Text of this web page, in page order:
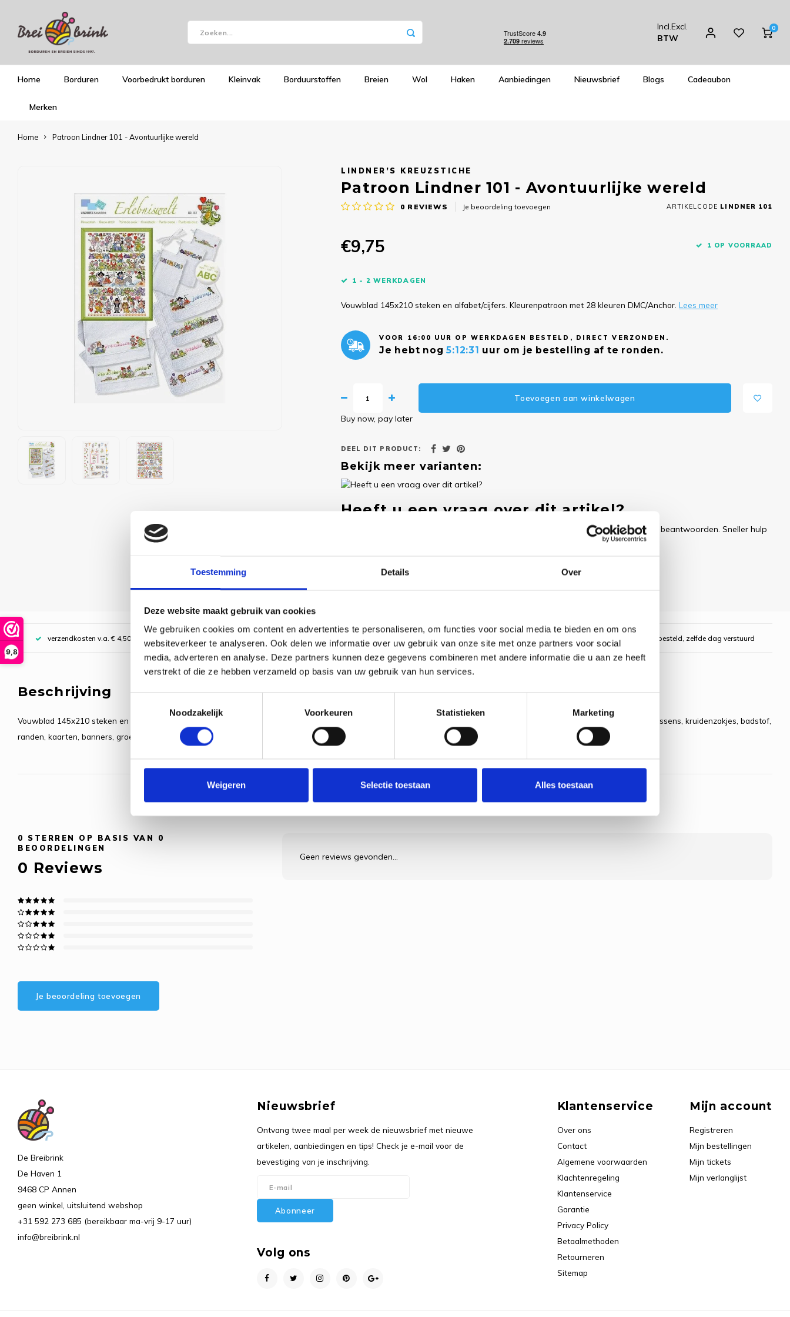
Toestemming Details Over
Deze website maakt gebruik van cookies
We gebruiken cookies om content en advertenties te personaliseren, om functies voor social media te bieden en om ons
websiteverkeer te analyseren. Ook delen we informatie over uw gebruik van onze site met onze partners voor social
media, adverteren en analyse. Deze partners kunnen deze gegevens combineren met andere informatie die u aan ze heeft
verstrekt of die ze hebben verzameld op basis van uw gebruik van hun services.
Noodzakelijk
Voorkeuren Statistieken Marketing
Weigeren Selectie toestaan Alles toestaan
9,8
Incl.Excl.
BTW
0
Home Borduren Voorbedrukt borduren Kleinvak Borduurstoffen Breien Wol Haken Aanbiedingen Nieuwsbrief Blogs Cadeaubon
Merken
Home Patroon Lindner 101 - Avontuurlijke wereld
LINDNER’S KREUZSTICHE
Patroon Lindner 101 - Avontuurlijke wereld
0 REVIEWS Je beoordeling toevoegen ARTIKELCODE LINDNER 101
€9,75 1 OP VOORRAAD
1 - 2 WERKDAGEN
Vouwblad 145x210 steken en alfabet/cijfers. Kleurenpatroon met 28 kleuren DMC/Anchor. Lees meer
VOOR 16:00 UUR OP WERKDAGEN BESTELD, DIRECT VERZONDEN.
Je hebt nog5:12:30 uur om je bestelling af te ronden.
Toevoegen aan winkelwagen
Buy now, pay later
DEEL DIT PRODUCT:
Bekijk meer varianten:
Heeft u een vraag over dit artikel?
Onze medewerker helpt u met plezier! We proberen uw e-mail zo snel mogelijk te beantwoorden. Sneller hulp
Stuur een e-mail
verzendkosten v.a. € 4,50, boven € 70,00 gratis (NL) Goedgekeurd door Webwinkelkeur betaling achteraf mogelijk Voor 16:00 uur besteld, zelfde dag verstuurd
Beschrijving
Vouwblad 145x210 steken en alfabet/cijfers. Kleurenpatroon met 28 kleuren DMC/Anchor. Te borduren als compleet patroon of gebruik onderdelen van het patroon voor kussens, kruidenzakjes, badstof,
randen, kaarten, banners, groeimeters, slabbetjes, gastendoekjes,washandjes enz. Kruissteek, stiksteek en knoopjessteek. Nederlandse beschrijving.
0 STERREN OP BASIS VAN 0
BEOORDELINGEN
0 Reviews
Je beoordeling toevoegen
Geen reviews gevonden...
De Breibrink
De Haven 1
9468 CP Annen
geen winkel, uitsluitend webshop
+31 592 273 685 (bereikbaar ma-vrij 9-17 uur)
info@breibrink.nl
Nieuwsbrief
Ontvang twee maal per week de nieuwsbrief met nieuwe
artikelen, aanbiedingen en tips! Check je e-mail voor de
bevestiging van je inschrijving.
Abonneer
Volg ons
Klantenservice
Over ons
Contact
Algemene voorwaarden
Klachtenregeling
Klantenservice
Garantie
Privacy Policy
Betaalmethoden
Retourneren
Sitemap
Mijn account
Registreren
Mijn bestellingen
Mijn tickets
Mijn verlanglijst